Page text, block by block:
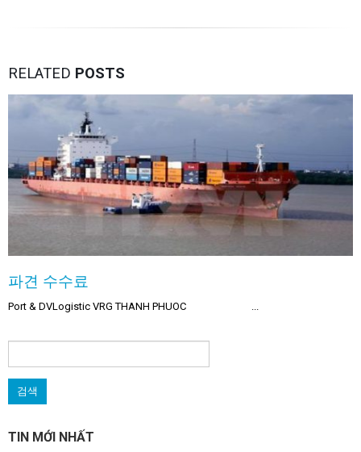
RELATED POSTS
파견 수수료
Port & DVLogistic VRG THANH PHUOC ...
TIN MỚI NHẤT